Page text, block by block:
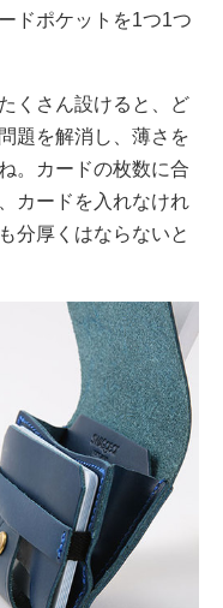
ドポケットを1つ1つ
くさん設けると、ど
題を解消し、薄さを
。カードの枚数に合
カードを入れなけれ
分厚くはならないと